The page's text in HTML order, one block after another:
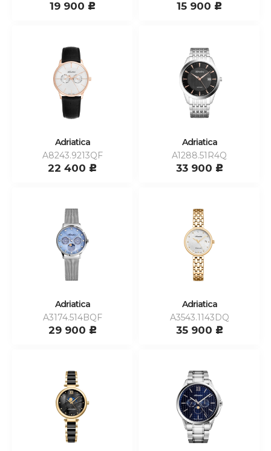
19 900 c 15 900 c
Adriatica
A8243.9213QF
22 400 c
Adriatica
A1288.51R4Q
33 900 c
Adriatica
A3174.514BQF
29 900 c
Adriatica
A3543.1143DQ
35 900 c